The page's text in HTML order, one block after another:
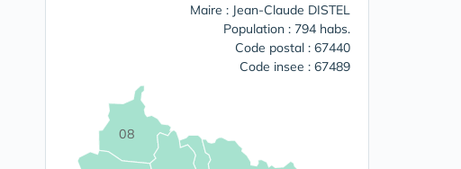
Maire : Jean-Claude DISTEL
Population : 794 habs.
Code postal : 67440
Code insee : 67489
08